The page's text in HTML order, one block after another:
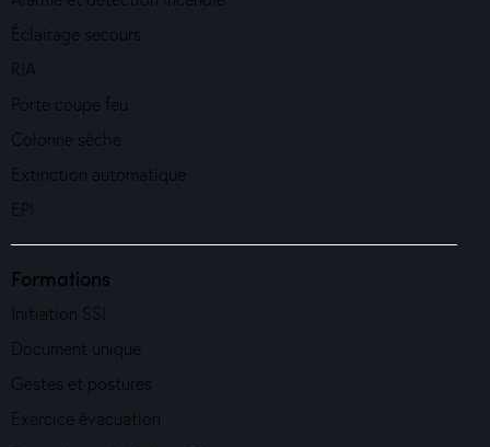
Éclairage secours
RIA
Porte coupe feu
Colonne sèche
Extinction automatique
EPI
Formations
Initiation SSI
Document unique
Gestes et postures
Exercice évacuation